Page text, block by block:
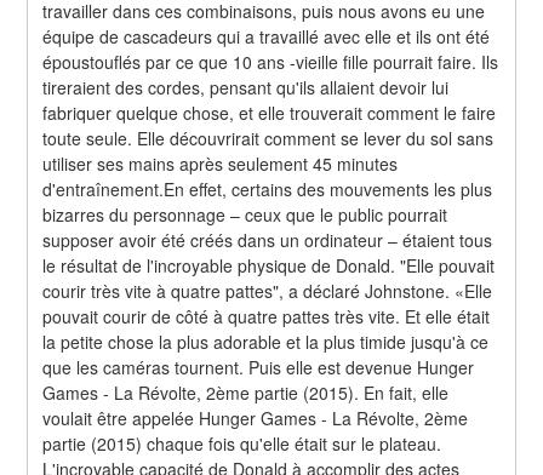
travailler dans ces combinaisons, puis nous avons eu une
équipe de cascadeurs qui a travaillé avec elle et ils ont été
époustouflés par ce que 10 ans -vieille fille pourrait faire. Ils
tireraient des cordes, pensant qu'ils allaient devoir lui
fabriquer quelque chose, et elle trouverait comment le faire
toute seule. Elle découvrirait comment se lever du sol sans
utiliser ses mains après seulement 45 minutes
d'entraînement.En effet, certains des mouvements les plus
bizarres du personnage – ceux que le public pourrait
supposer avoir été créés dans un ordinateur – étaient tous
le résultat de l'incroyable physique de Donald. "Elle pouvait
courir très vite à quatre pattes", a déclaré Johnstone. «Elle
pouvait courir de côté à quatre pattes très vite. Et elle était
la petite chose la plus adorable et la plus timide jusqu'à ce
que les caméras tournent. Puis elle est devenue Hunger
Games - La Révolte, 2ème partie (2015). En fait, elle
voulait être appelée Hunger Games - La Révolte, 2ème
partie (2015) chaque fois qu'elle était sur le plateau.
L'incroyable capacité de Donald à accomplir des actes